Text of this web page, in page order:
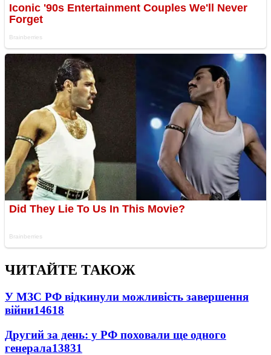
ЧИТАЙТЕ ТАКОЖ
У МЗС РФ відкинули можливість завершення
війни14618
Другий за день: у РФ поховали ще одного
генерала13831